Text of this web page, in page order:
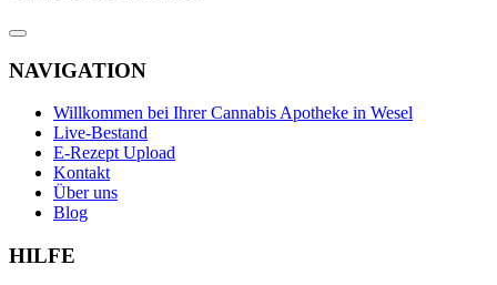
NAVIGATION
Willkommen bei Ihrer Cannabis Apotheke in Wesel
Live-Bestand
E-Rezept Upload
Kontakt
Über uns
Blog
HILFE